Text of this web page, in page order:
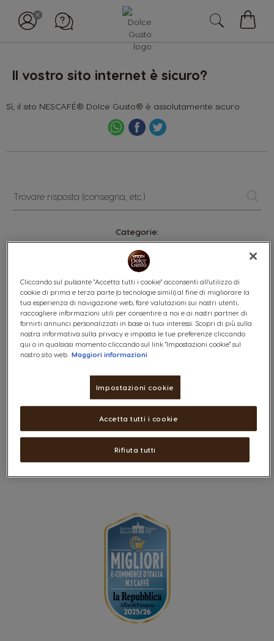
Il vostro sito internet è sicuro?
Sì, il sito NESCAFÉ® Dolce Gusto® è assolutamente sicuro.
risposta
(consegna,
Categorie:
Il sistema NESCAFÉ® Dolce Gusto®
La macchina
Le capsule
La preparazione delle bevande
La registrazione
Gli ordini sull'Online Shop
I codici promozionali
Cliccando sul pulsante "Accetta tutti i cookie" acconsenti all'utilizzo di
cookie di prima e terza parte (o tecnologie simili) al fine di migliorare la
tua esperienza di navigazione web, fare valutazioni sui nostri utenti,
raccogliere informazioni utili per consentire a noi e ai nostri partner di
fornirti annunci personalizzati in base ai tuoi interessi. Scopri di più sulla
nostra informativa sulla privacy e imposta le tue preferenze cliccando
qui o in qualsiasi momento cliccando sul link "Impostazioni cookie" sul
nostro sito web. Maggiori informazioni
Impostazioni cookie
Rifiuta tutti
Accetta tutti i cookie